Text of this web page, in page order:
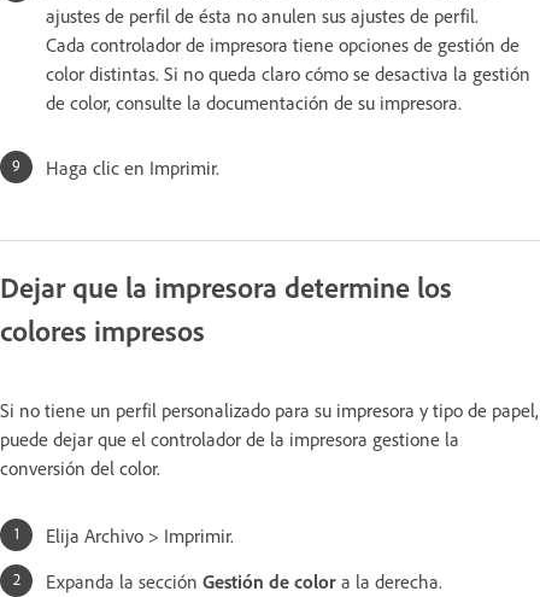
ajustes de perfil de ésta no anulen sus ajustes de perfil.
Cada controlador de impresora tiene opciones de gestión de
color distintas. Si no queda claro cómo se desactiva la gestión
de color, consulte la documentación de su impresora.
Haga clic en Imprimir.
Dejar que la impresora determine los
colores impresos
Si no tiene un perfil personalizado para su impresora y tipo de papel,
puede dejar que el controlador de la impresora gestione la
conversión del color.
Elija Archivo > Imprimir.
Expanda la sección Gestión de color a la derecha.